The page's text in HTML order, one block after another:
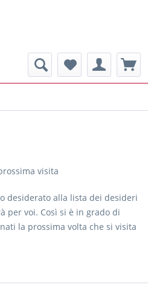
visita
desiderato alla lista dei desideri
per voi. Così si è in grado di
la prossima volta che si visita